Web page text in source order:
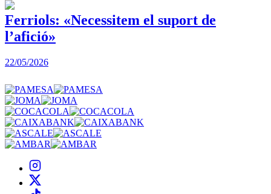
Ferriols: «Necessitem el suport de
l’afició»
22/05/2026